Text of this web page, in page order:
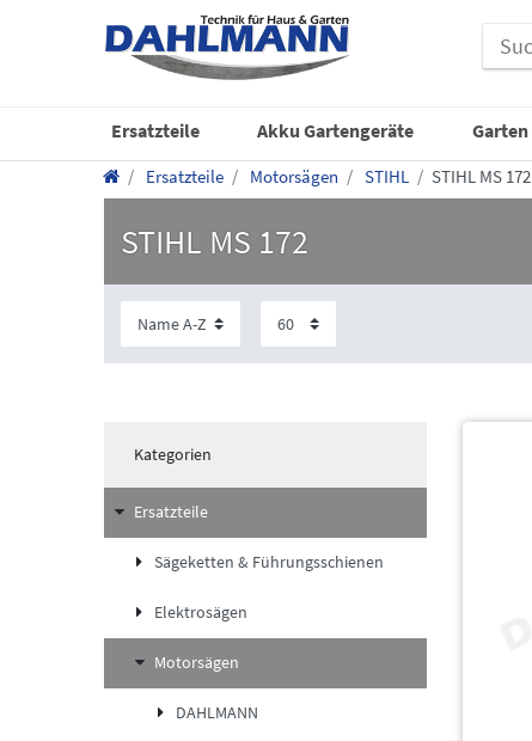
Ersatzteile Akku Gartengeräte Garten
Ersatzteile Motorsägen STIHL STIHL MS 172
STIHL MS 172
Kategorien
Ersatzteile
Sägeketten & Führungsschienen
Elektrosägen
Motorsägen
DAHLMANN